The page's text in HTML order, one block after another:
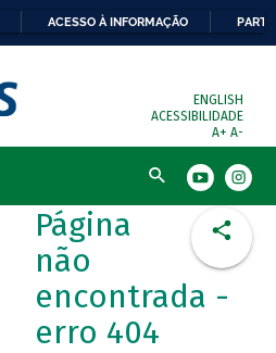
ACESSO À INFORMAÇÃO
ENGLISH
ACESSIBILIDADE
A+ A-
Busca
Página
não
encontrada -
erro 404